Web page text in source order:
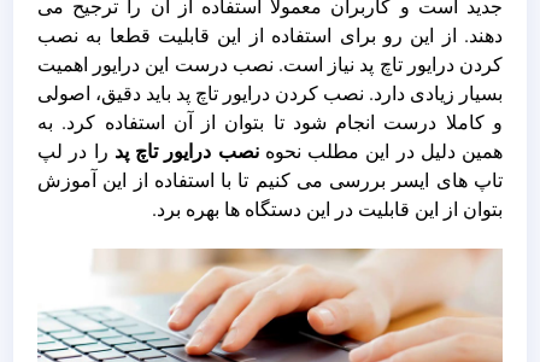
جدید است و کاربران معمولا استفاده از آن را ترجیح می
دهند. از این رو برای استفاده از این قابلیت قطعا به نصب
کردن درایور تاچ پد نیاز است. نصب درست این درایور اهمیت
بسیار زیادی دارد. نصب کردن درایور تاچ پد باید دقیق، اصولی
و کاملا درست انجام شود تا بتوان از آن استفاده کرد. به
همین دلیل در این مطلب نحوهنصب درایور تاچ پد را در لپ
تاپ های ایسر بررسی می کنیم تا با استفاده از این آموزش
بتوان از این قابلیت در این دستگاه ها بهره برد.